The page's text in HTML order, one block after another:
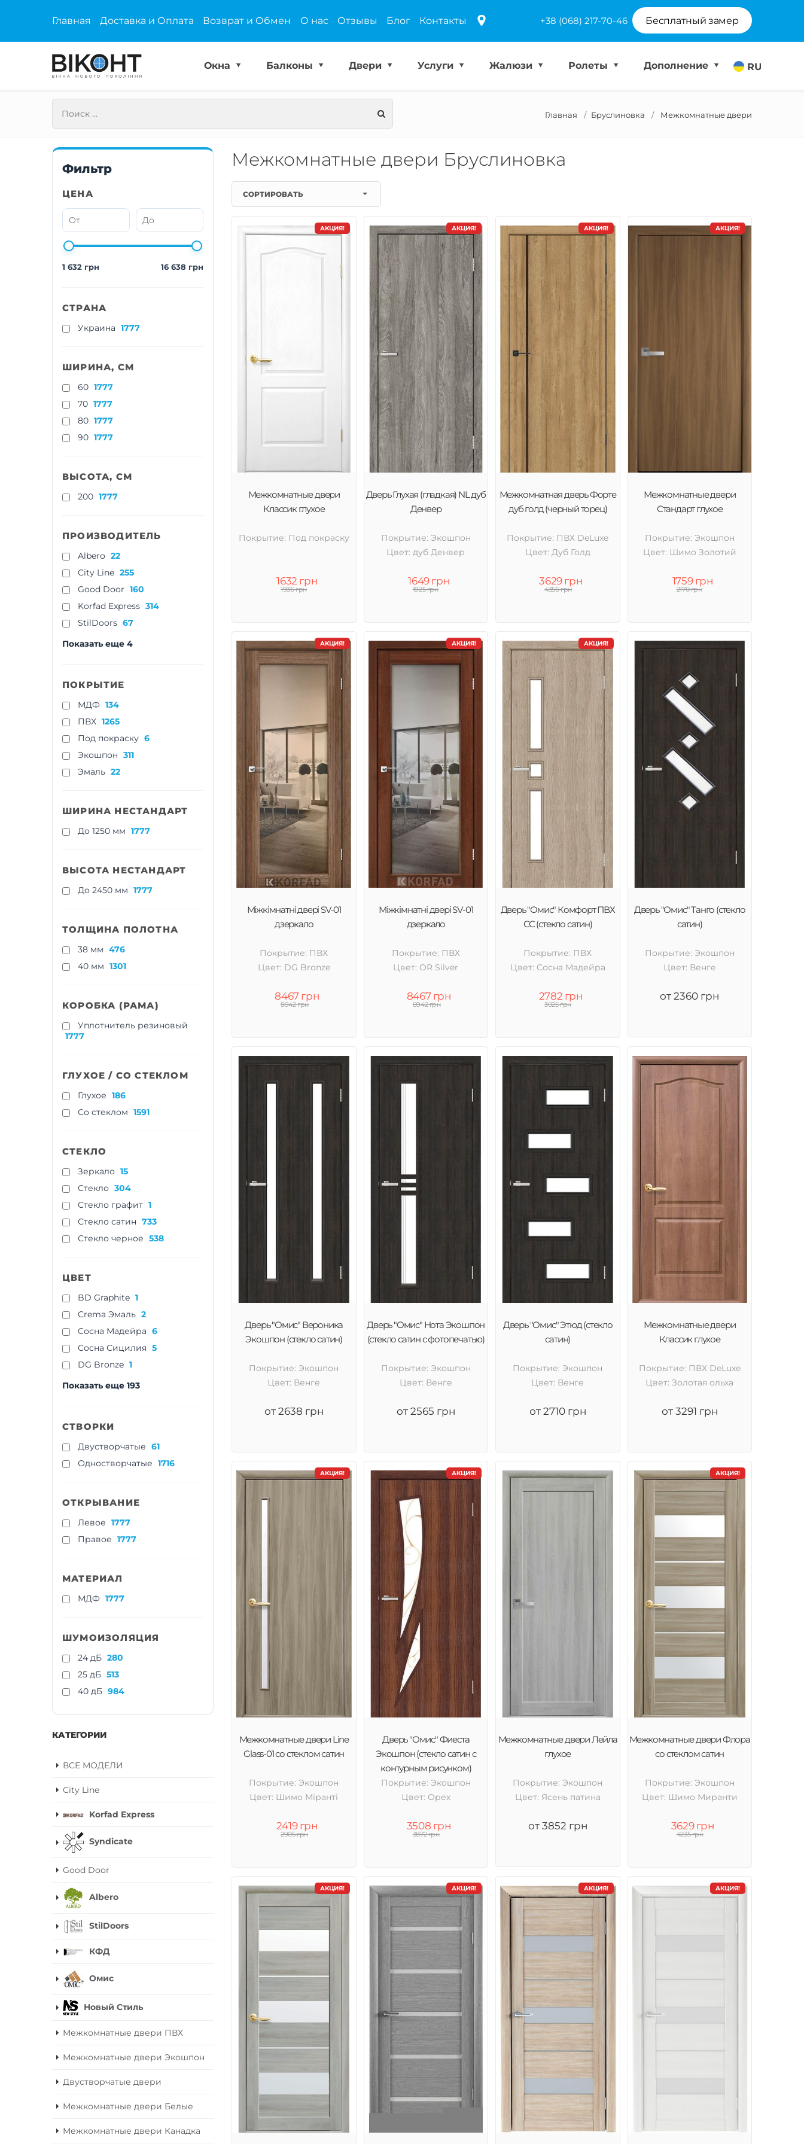
Главная Доставка и Оплата Возврат и Обмен О нас Отзывы Блог Контакты +38 (068) 217-70-46 Бесплатный замер
RU
Окна Балконы Двери Услуги Жалюзи Ролеты Дополнение
Главная Бруслиновка Межкомнатные двери
Фильтр
ЦЕНА
1 632 грн 16 638 грн
СТРАНА
Украина 1777
ШИРИНА, СМ
60 1777
70 1777
80 1777
90 1777
ВЫСОТА, СМ
200 1777
ПРОИЗВОДИТЕЛЬ
Albero 22
City Line 255
Good Door 160
Korfad Express 314
StilDoors 67
Показать еще 4
ПОКРЫТИЕ
МДФ 134
ПВХ 1265
Под покраску 6
Экошпон 311
Эмаль 22
ШИРИНА НЕСТАНДАРТ
До 1250 мм 1777
ВЫСОТА НЕСТАНДАРТ
До 2450 мм 1777
ТОЛЩИНА ПОЛОТНА
38 мм 476
40 мм 1301
КОРОБКА (РАМА)
Уплотнитель резиновый
1777
ГЛУХОЕ / СО СТЕКЛОМ
Глухое 186
Со стеклом 1591
СТЕКЛО
Зеркало 15
Стекло 304
Стекло графит 1
Стекло сатин 733
Стекло черное 538
ЦВЕТ
BD Graphite 1
Crema Эмаль 2
Cосна Мадейра 6
Cосна Сицилия 5
DG Bronze 1
Показать еще 193
СТВОРКИ
Двустворчатые 61
Одностворчатые 1716
ОТКРЫВАНИЕ
Левое 1777
Правое 1777
МАТЕРИАЛ
МДФ 1777
ШУМОИЗОЛЯЦИЯ
24 дБ 280
25 дБ 513
40 дБ 984
КАТЕГОРИИ
ВСЕ МОДЕЛИ
City Line
Korfad Express
Syndicate
Good Door
Albero
StilDoors
КФД
Омис
Новый Стиль
Межкомнатные двери ПВХ
Межкомнатные двери Экошпон
Двустворчатые двери
Межкомнатные двери Белые
Межкомнатные двери Канадка
Межкомнатные двери Бруслиновка
СОРТИРОВАТЬ
АКЦИЯ!
Межкомнатные двери
Классик глухое
Покрытие: Под покраску
1632 грн
1936 грн
АКЦИЯ!
Дверь Глухая (гладкая) NL дуб
Денвер
Покрытие: Экошпон
Цвет: дуб Денвер
1649 грн
1925 грн
АКЦИЯ!
Межкомнатная дверь Форте
дуб голд (черный торец)
Покрытие: ПВХ DeLuxe
Цвет: Дуб Голд
3629 грн
4356 грн
АКЦИЯ!
Межкомнатные двери
Стандарт глухое
Покрытие: Экошпон
Цвет: Шимо Золотий
1759 грн
2170 грн
АКЦИЯ!
Міжкімнатні двері SV-01
дзеркало
Покрытие: ПВХ
Цвет: DG Bronze
8467 грн
8942 грн
АКЦИЯ!
Міжкімнатні двері SV-01
дзеркало
Покрытие: ПВХ
Цвет: OR Silver
8467 грн
8942 грн
АКЦИЯ!
Дверь "Омис" Комфорт ПВХ
СС (стекло сатин)
Покрытие: ПВХ
Цвет: Cосна Мадейра
2782 грн
3025 грн
Дверь "Омис" Танго (стекло
сатин)
Покрытие: Экошпон
Цвет: Венге
от 2360 грн
Дверь "Омис" Вероника
Экошпон (стекло сатин)
Покрытие: Экошпон
Цвет: Венге
от 2638 грн
Дверь "Омис" Нота Экошпон
(стекло сатин с фотопечатью)
Покрытие: Экошпон
Цвет: Венге
от 2565 грн
Дверь "Омис" Этюд (стекло
сатин)
Покрытие: Экошпон
Цвет: Венге
от 2710 грн
Межкомнатные двери
Классик глухое
Покрытие: ПВХ DeLuxe
Цвет: Золотая ольха
от 3291 грн
АКЦИЯ!
Межкомнатные двери Line
Glass-01 со стеклом сатин
Покрытие: Экошпон
Цвет: Шимо Міранті
2419 грн
2905 грн
АКЦИЯ!
Дверь "Омис" Фиеста
Экошпон (стекло сатин с
контурным рисунком)
Покрытие: Экошпон
Цвет: Орех
3508 грн
3872 грн
Межкомнатные двери Лейла
глухое
Покрытие: Экошпон
Цвет: Ясень патина
от 3852 грн
АКЦИЯ!
Межкомнатные двери Флора
со стеклом сатин
Покрытие: Экошпон
Цвет: Шимо Миранти
3629 грн
4235 грн
АКЦИЯ! АКЦИЯ! АКЦИЯ! АКЦИЯ!